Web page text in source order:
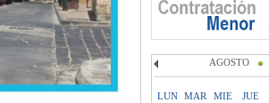
AGOSTO
LUN MAR MIE JUE